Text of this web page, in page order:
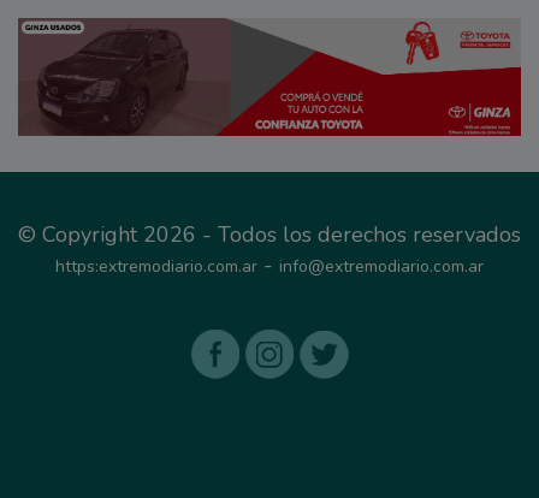
© Copyright 2026 - Todos los derechos reservados
https:extremodiario.com.ar - info@extremodiario.com.ar